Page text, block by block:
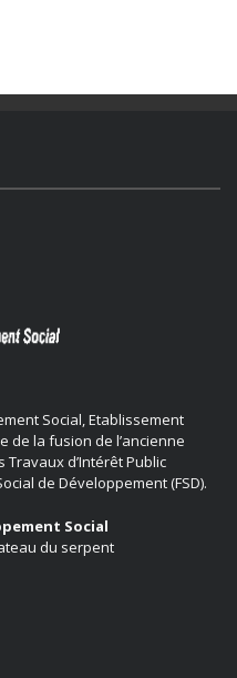
Social, Etablissement
de la fusion de l’ancienne
Travaux d’Intérêt Public
de Développement (FSD).
Social
du serpent